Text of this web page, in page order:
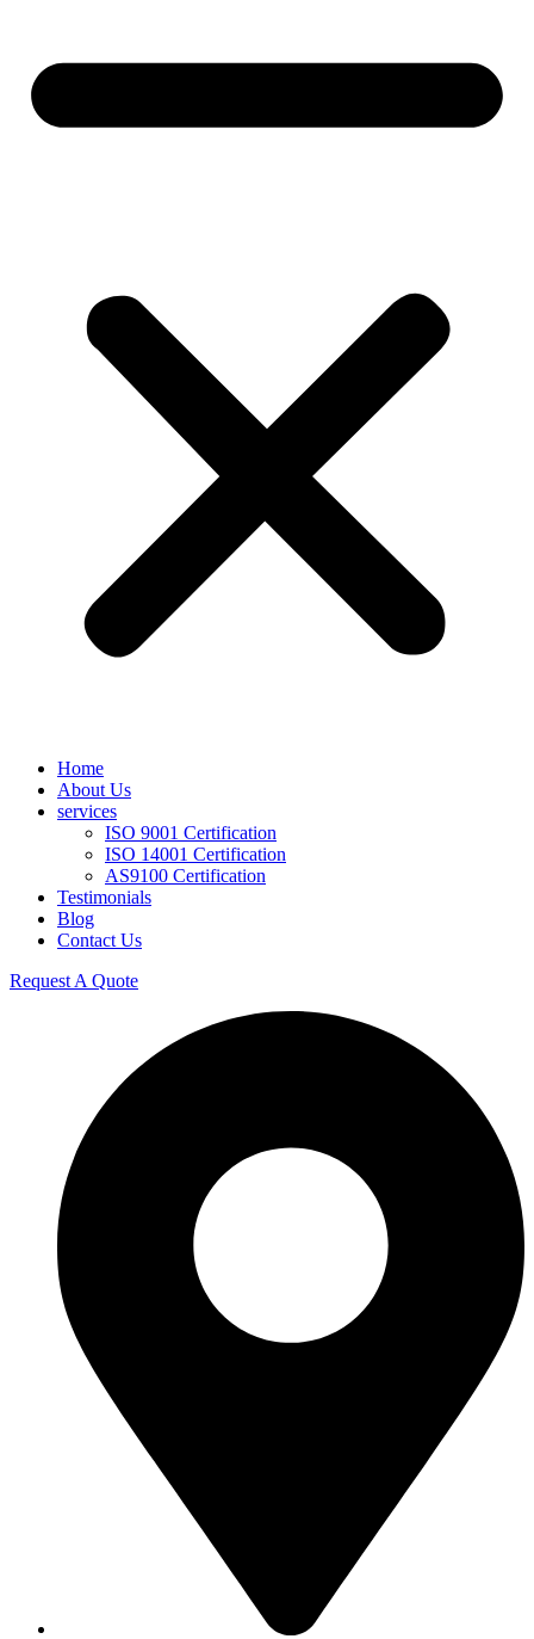
Home
About Us
services
ISO 9001 Certification
ISO 14001 Certification
AS9100 Certification
Testimonials
Blog
Contact Us
Request A Quote